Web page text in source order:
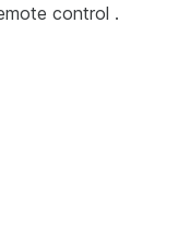
control .